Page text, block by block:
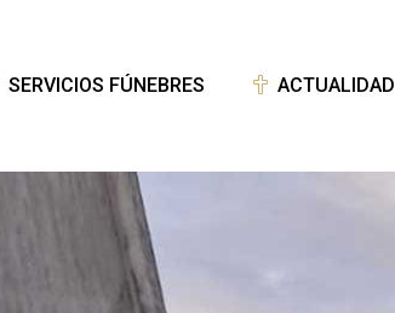
SERVICIOS FÚNEBRES ACTUALIDAD